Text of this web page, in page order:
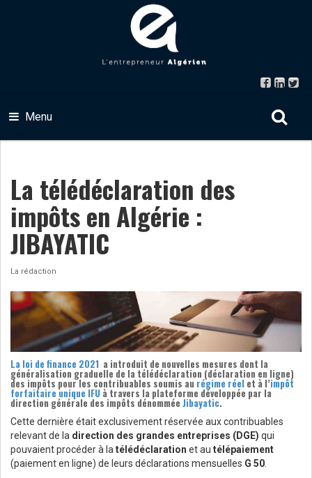
Menu
La télédéclaration des
impôts en Algérie :
JIBAYATIC
La rédaction
La loi de finance 2021 a introduit de nouvelles mesures dont la
généralisation graduelle de la télédéclaration (déclaration en ligne)
des impôts pour les contribuables soumis au régime réel et à l’impôt
forfaitaire unique IFU à travers la plateforme développée par la
direction générale des impôts dénommée Jibayatic.
Cette dernière était exclusivement réservée aux contribuables
relevant de la direction des grandes entreprises (DGE) qui
pouvaient procéder à la télédéclaration et au télépaiement
(paiement en ligne) de leurs déclarations mensuelles G 50